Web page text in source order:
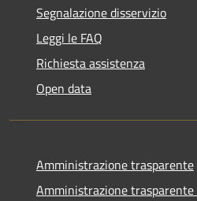
Segnalazione disservizio
Leggi le FAQ
Richiesta assistenza
Open data
Amministrazione trasparente
Amministrazione